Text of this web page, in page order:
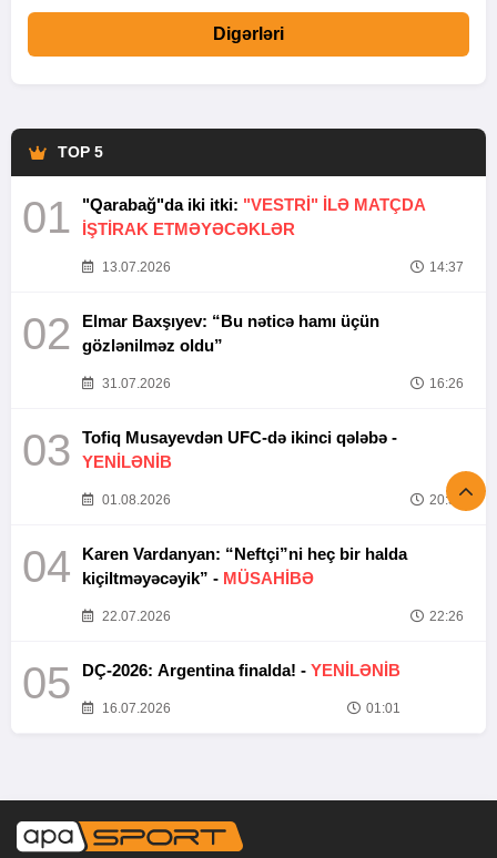
Digərləri
TOP 5
01 "Qarabağ"da iki itki: "VESTRİ" İLƏ MATÇDA
İŞTİRAK ETMƏYƏCƏKLƏR
13.07.2026 14:37
02
Elmar Baxşıyev: “Bu nəticə hamı üçün
gözlənilməz oldu”
31.07.2026 16:26
03
Tofiq Musayevdən UFC-də ikinci qələbə -
YENİLƏNİB
01.08.2026 20:52
04
Karen Vardanyan: “Neftçi”ni heç bir halda
kiçiltməyəcəyik” - MÜSAHİBƏ
22.07.2026 22:26
05 DÇ-2026: Argentina finalda! - YENİLƏNİB
16.07.2026 01:01